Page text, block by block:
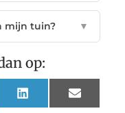
mijn tuin? ▼
op:
LinkedIn Email